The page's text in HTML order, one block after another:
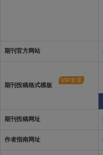
期刊官方网站
期刊投稿格式模板
VIP专享
期刊投稿网址
作者指南网址